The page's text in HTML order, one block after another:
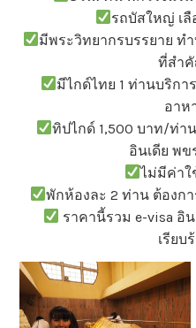
รถบัสใหญ่ เลื
มีพระวิทยากรบรรยาย
ที่สำ
มีไกด์ไทย 1 ท่านบริก
อาห
ทิปไกด์ 1,500 บาท/ท่า
อินเดีย พข
ไม่มีค่าใ
พักห้องละ 2 ท่าน ต้องกา
ราคานี้รวม e-visa อิ
เรียบ